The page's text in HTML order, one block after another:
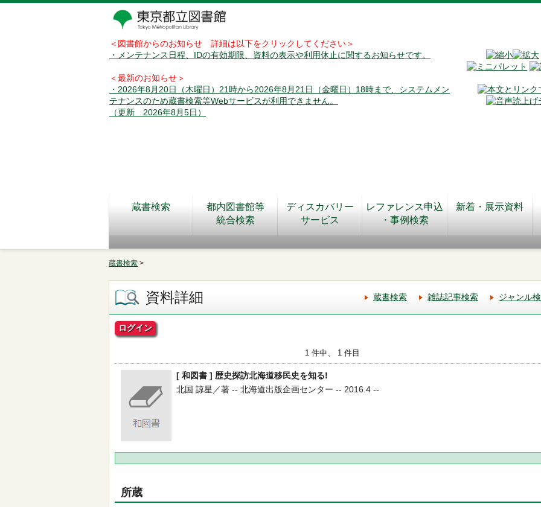
＜図書館からのお知らせ 詳細は以下をクリックしてください＞
・メンテナンス日程、IDの有効期限、資料の表示や利用休止に関するお知らせです。
＜最新のお知らせ＞
・2026年8月20日（木曜日）21時から2026年8月21日（金曜日）18時まで、システムメン
テナンスのため蔵書検索等Webサービスが利用できません。
（更新 2026年8月5日）
蔵書検索
都内図書館等
統合検索
ディスカバリー
サービス
レファレンス申込
・事例検索
新着・展示資料
蔵書検索 >
資料詳細 蔵書検索 雑誌記事検索 ジャンル
ログイン
1 件中、 1 件目
[ 和図書 ] 歴史探訪北海道移民史を知る!
北国 諒星／著 -- 北海道出版企画センター -- 2016.4 --
所蔵